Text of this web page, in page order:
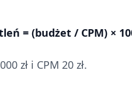
= (budżet / CPM) ×
zł i CPM 20 zł.